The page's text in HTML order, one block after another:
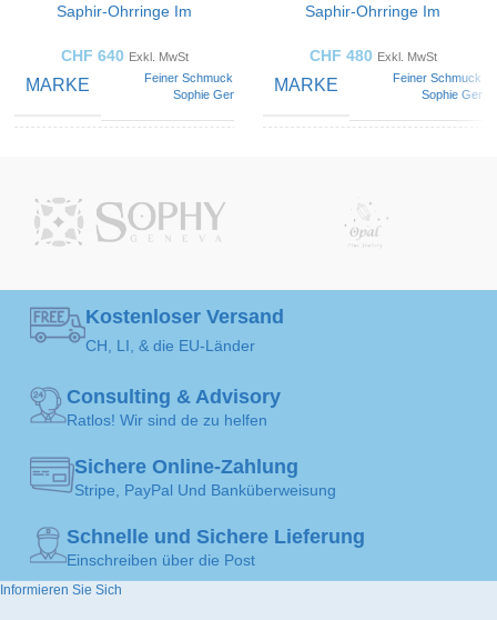
Saphir-Ohrringe Im
CHF 640 Exkl. MwSt
MARKE
Feiner Schmuck von
Sophie Geneva
SCHNITTSTILE
EDELSTEIN Blauer Saphir
SOLITAIRE-
KUNST
Solitär-
Ohrring
SCHMUCKKUNST Ohrringe
18K
/
Saphir-Ohrringe Im
CHF 480 Exkl. MwSt
MARKE
Feiner Schmuck
Sophie
SCHNITTSTILE
EDELSTEIN
KUNST
SCHMUCKKUNST
Kostenloser Versand
CH, LI, & die EU-Länder
Consulting & Advisory
Ratlos! Wir sind de zu helfen
Sichere Online-Zahlung
Stripe, PayPal Und Banküberweisung
Schnelle und Sichere Lieferung
Einschreiben über die Post
Informieren Sie Sich